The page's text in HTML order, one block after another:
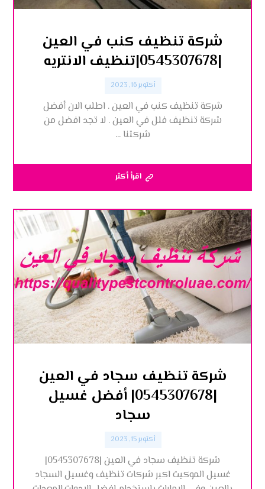
شركة تنظيف كنب في العين
|0545307678|تنظيف الانتريه
أكتوبر 16, 2023
شركة تنظيف كنب في العين . اطلب الان أفضل
شركة تنظيف فلل في العين . لا تجد افضل من
شركتنا ...
اقرأ أكثر
شركة تنظيف سجاد في العين
|0545307678| أفضل غسيل
سجاد
أكتوبر 15, 2023
شركة تنظيف سجاد في العين |0545307678|
غسيل الموكيت اكبر شركات تنظيف وغسيل السجاد